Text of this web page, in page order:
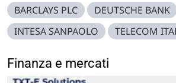
BARCLAYS PLC
DEUTSCHE BANK
INTESA SANPAOLO
TELECOM
Finanza e mercati